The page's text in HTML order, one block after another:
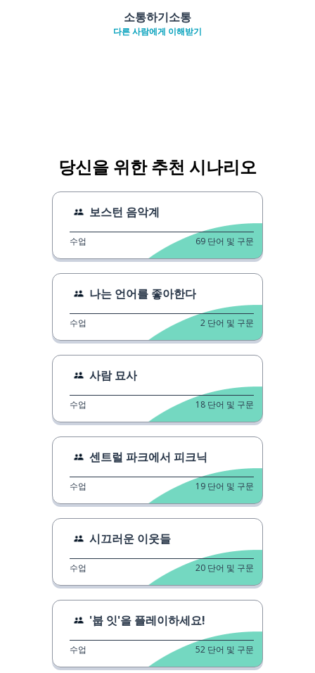
소통하기소통
다른 사람에게 이해받기
당신을 위한 추천 시나리오
보스턴 음악계
수업 69 단어 및 구문
나는 언어를 좋아한다
수업 2 단어 및 구문
사람 묘사
수업 18 단어 및 구문
센트럴 파크에서 피크닉
수업 19 단어 및 구문
시끄러운 이웃들
수업 20 단어 및 구문
'붑 잇'을 플레이하세요!
수업 52 단어 및 구문